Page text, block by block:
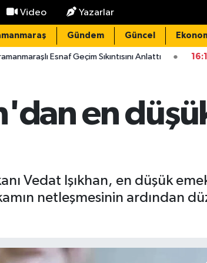
Video Yazarlar
Gündem Güncel
Sıkıntısını Anlattı 16:11Dünya
en
Vedat Işıkhan, en düşük
netleşmesinin ardından